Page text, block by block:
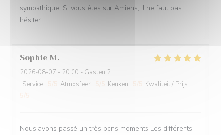
sympathique. Si vous êtes sur Amiens, il ne faut pas
hésiter
Sophie M
2026-08-07 - 20:00 - Gasten 2
Service : Atmosfeer : Keuken : Kwaliteit / Prijs :
Nous avons passé un très bons moments Les différents